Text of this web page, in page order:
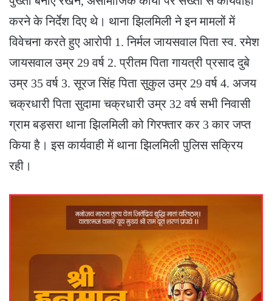
करने के निर्देश दिए थे। थाना झिलमिली ने इन मामलों में
विवेचना करते हुए आरोपी 1. निर्मल जायसवाल पिता स्व. रमेश
जायसवाल उम्र 29 वर्ष 2. प्रीतम पिता गायत्री प्रसाद दुबे
उम्र 35 वर्ष 3. सूरज सिंह पिता सुकुल उम्र 29 वर्ष 4. अजय
चक्रधारी पिता सुदामा चक्रधारी उम्र 32 वर्ष सभी निवासी
ग्राम बड़सरा थाना झिलमिली को गिरफ्तार कर 3 कार जप्त
किया है। इस कार्यवाही में थाना झिलमिली पुलिस सक्रिय
रही।